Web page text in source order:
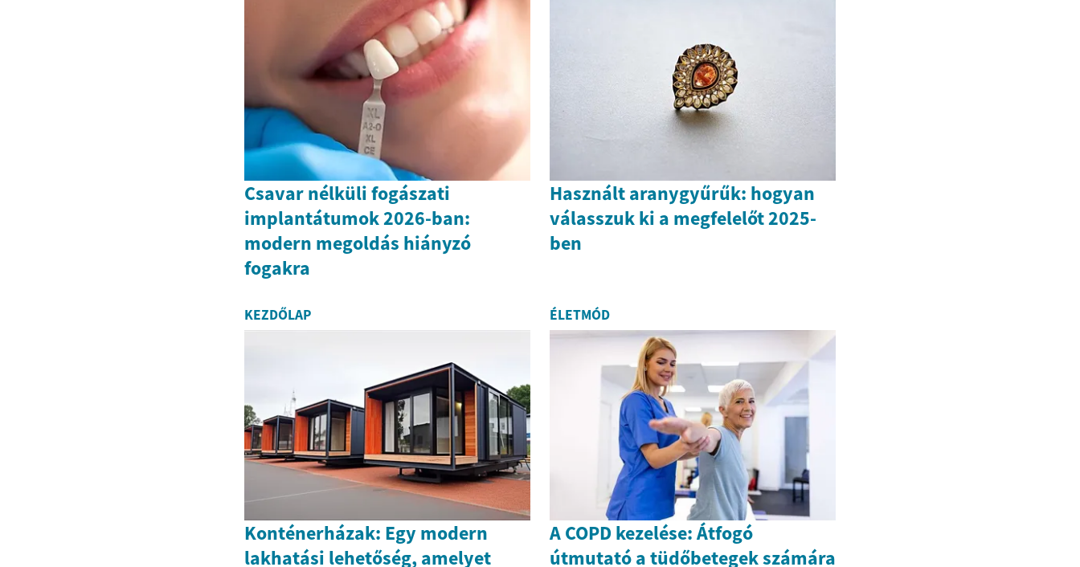
Csavar nélküli fogászati
implantátumok 2026-ban:
modern megoldás hiányzó
fogakra
Használt aranygyűrűk: hogyan
válasszuk ki a megfelelőt 2025-
ben
KEZDŐLAP
Konténerházak: Egy modern
lakhatási lehetőség, amelyet
ÉLETMÓD
A COPD kezelése: Átfogó
útmutató a tüdőbetegek számára